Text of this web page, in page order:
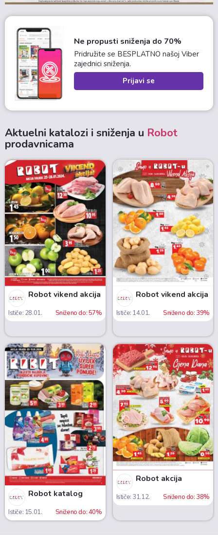
Ne propusti sniženja do 70%
Pridružite se BESPLATNO našoj Viber
zajednici sniženja.
Prijavi se
Aktuelni katalozi i sniženja u Robot
prodavnicama
Robot vikend akcija
Ističe: 28.01. Sniženo do: 57%
Robot vikend akcija
Ističe: 14.01. Sniženo do: 39%
Robot katalog
Ističe: 15.01. Sniženo do: 40%
Robot akcija
Ističe: 31.12. Sniženo do: 38%